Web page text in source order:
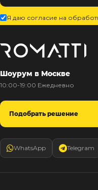
Я даю согласие на
Шоурум в Москве
10:00-19:00 Ежедневно
Подобрать решение
WhatsApp Telegram